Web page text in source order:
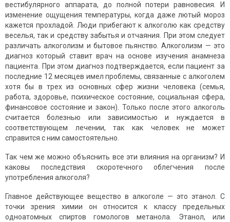
вестибулярного аппарата, до полной потери равновесия. И
изменение ощущения температуры, когда даже лютый мороз
кажется прохладой. Люди прибегают к алкоголю как средству
веселья, так и средству забытья и отчаяния. При этом следует
различать алкоголизм и бытовое пьянство. Алкоголизм — это
диагноз который ставит врач на основе изучения анамнеза
пациента. При этом диагноз подтверждается, если пациент за
последние 12 месяцев имел проблемы, связанные с алкоголем
хотя бы в трех из основных сфер жизни человека (семья,
работа, здоровье, психическое состояние, социальная сфера,
финансовое состояние и закон). Только после этого алкоголь
считается болезнью или зависимостью и нуждается в
соответствующем лечении, так как человек не может
справится с ним самостоятельно.
Так чем же можно объяснить все эти влияния на организм? И
каковы последствия скоротечного облегчения после
употребления алкоголя?
Главное действующее вещество в алкоголе — это этанол. С
точки зрения химии он относится к классу предельных
одноатомных спиртов гомологов метанола. Этанол, или